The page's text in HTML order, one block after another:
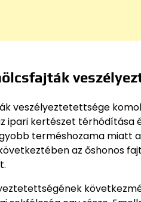
veszélyeztetettsége
ipari kertészet
terméshozama miatt
az őshonos